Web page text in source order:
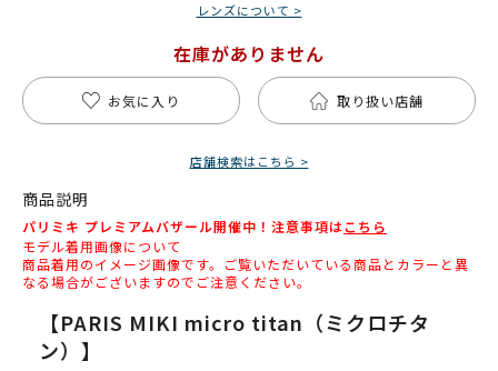
レンズについて >
在庫がありません
お気に入り 取り扱い店舗
店舗検索はこちら >
商品説明
パリミキ プレミアムバザール開催中！注意事項はこちら
モデル着用画像について
商品着用のイメージ画像です。ご覧いただいている商品とカラーと異
なる場合がございますのでご注意ください。
【PARIS MIKI micro titan（ミクロチタ
ン）】